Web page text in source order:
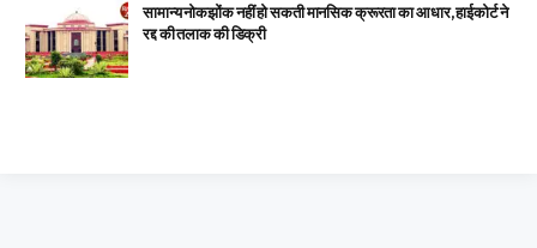
सामान्य नोकझोंक नहीं हो सकती मानसिक क्रूरता का आधार, हाईकोर्ट ने
रद्द की तलाक की डिक्री